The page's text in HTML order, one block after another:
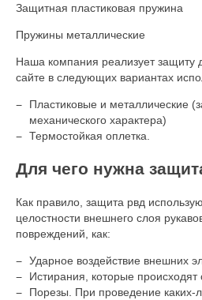
Защитная пластиковая пружина
Пружины металлические
Наша компания реализует защиту
сайте в следующих вариантах
Пластиковые и металлические
механического характера)
Термостойкая оплетка.
Для чего нужна
Как правило, защита рвд
целостности внешнего слоя
повреждений, как:
Ударное воздействие внешних
Истирания, которые
Порезы. При проведение каких-